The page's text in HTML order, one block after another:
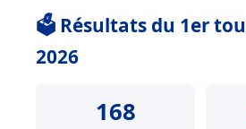
🗳️ Résultats du 1er
2026
168